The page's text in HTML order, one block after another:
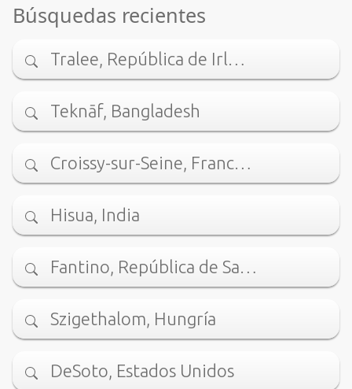
Búsquedas recientes
Tralee, República de Irl…
Teknāf, Bangladesh
Croissy-sur-Seine, Franc…
Hisua, India
Fantino, República de Sa…
Szigethalom, Hungría
DeSoto, Estados Unidos